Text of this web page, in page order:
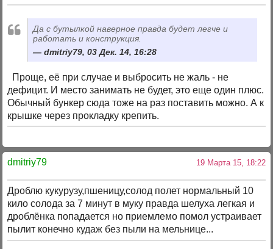
Да с бутылкой наверное правда будет легче и
работать и конструкция.
dmitriy79, 03 Дек. 14, 16:28
Проще, её при случае и выбросить не жаль - не
дефицит. И место занимать не будет, это еще один плюс.
Обычный бункер сюда тоже на раз поставить можно. А к
крышке через прокладку крепить.
dmitriy79 19 Марта 15, 18:22
Дроблю кукурузу,пшеницу,солод полет нормальный 10
кило солода за 7 минут в муку правда шелуха легкая и
дроблёнка попадается но приемлемо помол устраивает
пылит конечно кудаж без пыли на мельнице...